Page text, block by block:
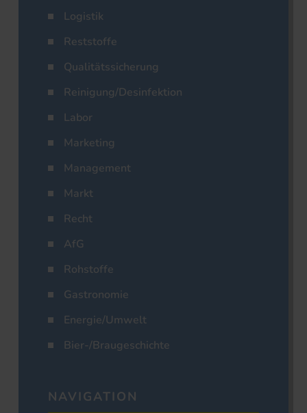
Logistik
Reststoffe
Qualitätssicherung
Reinigung/Desinfektion
Labor
Marketing
Management
Markt
Recht
AfG
Rohstoffe
Gastronomie
Energie/Umwelt
Bier-/Braugeschichte
NAVIGATION